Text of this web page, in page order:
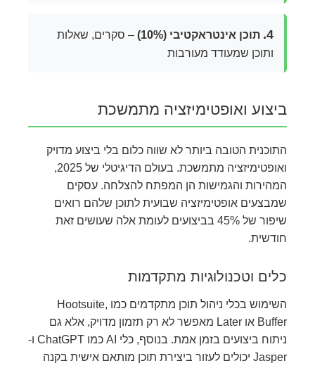
4. תוכן אינטראקטיבי (10%)
– סקרים, שאלות
ותוכן שמעודד מעורבות
ביצוע ואופטימיזציה מתמשכת
התוכנית הטובה ביותר לא שווה כלום בלי ביצוע מדויק
ואופטימיזציה מתמשכת. בעולם הדיגיטלי של 2025,
המהירות והגמישות הן המפתח להצלחה. עסקים
שמבצעים אופטימיזציה שבועית לתוכן שלהם רואים
שיפור של 45% בביצועים לעומת אלה שעושים זאת
חודשית.
כלים וטכנולוגיות מתקדמות
השימוש בכלי ניהול תוכן מתקדמים כמו Hootsuite,
Buffer או Later מאפשר לא רק תזמון מדויק, אלא גם
ניתוח ביצועים בזמן אמת. בנוסף, כלי AI כמו ChatGPT ו-
Jasper יכולים לעזור ביצירת תוכן מותאם אישית בקנה